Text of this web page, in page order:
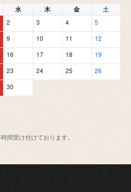
水 木 金 土
2 3 4
5
9 10 11
12
16 17 18
19
23 24 25
26
30
間受け付けております。